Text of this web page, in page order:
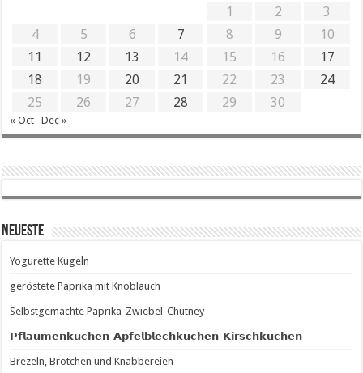
1
2
3
4
5 6 7 8 9
10
11
12 13 14 15 16
17
18
19 20 21 22 23
24
25
26 27 28 29 30
« Oct Dec »
Neueste
Yogurette Kugeln
geröstete Paprika mit Knoblauch
Selbstgemachte Paprika-Zwiebel-Chutney
𝗣𝗳𝗹𝗮𝘂𝗺𝗲𝗻𝗸𝘂𝗰𝗵𝗲𝗻-𝗔𝗽𝗳𝗲𝗹𝗯𝗹𝗲𝗰𝗵𝗸𝘂𝗰𝗵𝗲𝗻-𝗞𝗶𝗿𝘀𝗰𝗵𝗸𝘂𝗰𝗵𝗲𝗻
Brezeln, Brötchen und Knabbereien